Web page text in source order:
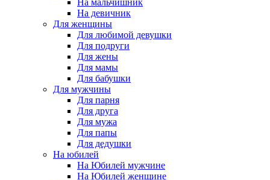
На мальчишник
На девичник
Для женщины
Для любимой девушки
Для подруги
Для жены
Для мамы
Для бабушки
Для мужчины
Для парня
Для друга
Для мужа
Для папы
Для дедушки
На юбилей
На Юбилей мужчине
На Юбилей женщине